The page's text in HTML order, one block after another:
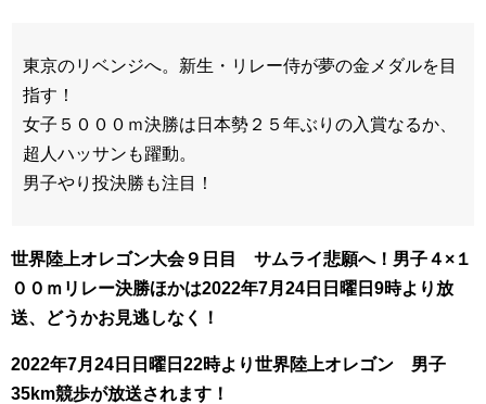
東京のリベンジへ。新生・リレー侍が夢の金メダルを目
指す！
女子５０００ｍ決勝は日本勢２５年ぶりの入賞なるか、
超人ハッサンも躍動。
男子やり投決勝も注目！
世界陸上オレゴン大会９日目 サムライ悲願へ！男子４×１
００ｍリレー決勝ほかは2022年7月24日日曜日9時より放
送、どうかお見逃しなく！
2022年7月24日日曜日22時より世界陸上オレゴン 男子
35km競歩が放送されます！